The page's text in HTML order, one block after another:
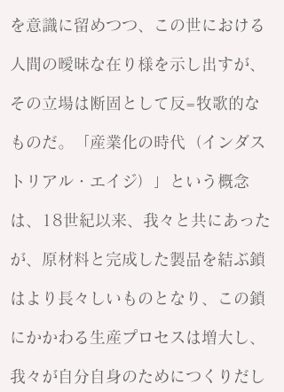
を意識に留めつつ、この世における
人間の曖昧な在り様を示し出すが、
その立場は断固として反=牧歌的な
ものだ。「産業化の時代（インダス
トリアル・エイジ）」という概念
は、18世紀以来、我々と共にあった
が、原材料と完成した製品を結ぶ鎖
はより長々しいものとなり、この鎖
にかかわる生産プロセスは増大し、
我々が自分自身のためにつくりだし